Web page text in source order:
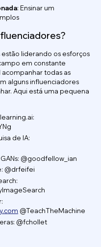
: Ensinar um
liderando os esforços
em constante
todas as
alguns influenciadores
Aqui está uma pequena
de IA:
@goodfellow_ian
@drfeifei
@TeachTheMachine
@fchollet